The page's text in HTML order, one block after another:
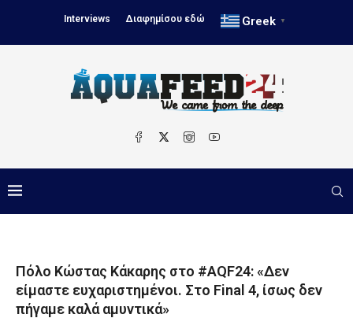
Interviews Διαφημίσου εδώ Greek ▼
Πόλο Κώστας Κάκαρης στο #AQF24: «Δεν
είμαστε ευχαριστημένοι. Στο Final 4, ίσως δεν
πήγαμε καλά αμυντικά»